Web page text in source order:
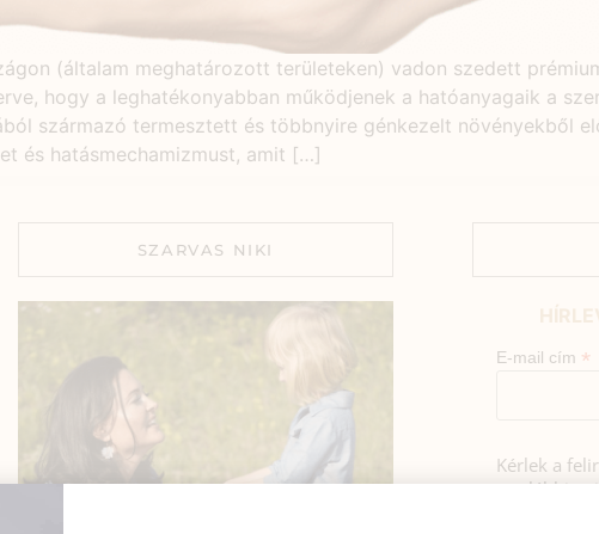
(általam meghatározott területeken) vadon szedett
hogy a leghatékonyabban működjenek a hatóanyagaik a
származó termesztett és többnyire génkezelt növényekből
és hatásmechamizmust, amit […]
SZARVAS NIKI
E-mail cím *
Kérlek a
az alábbi